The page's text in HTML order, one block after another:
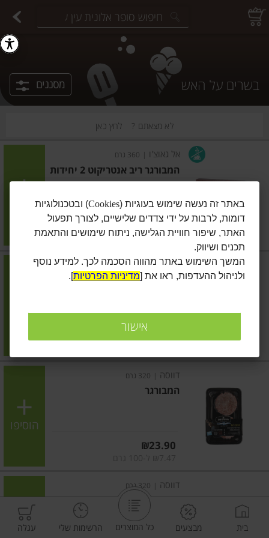
בשרים על האש מסננים
לא מצאתם ? לחץ כאן
אל גאוצ'ו 360 גרם
המבורגר ריב אנטריקוט 2 יחידות
מחיר מחירון ₪22.90
₪6.36 ל-100 גרם
הוסיפו
אל גאוצ'ו | 320 גרם
₪22.90
הוסיפו
דווסה 320 גרם
המבורגר
₪23.90
הוסיפו
דווסה 320 גרם
סטייק בורגר
בית מבצעים כל המוצרים הרשימות שלי עגלה
באתר זה נעשה שימוש בעוגיות (Cookies) ובטכנולוגיות
דומות, לרבות על ידי צדדים שלישיים, לצורך תפעול
האתר, שיפור חוויית הגלישה, ניתוח שימושים והתאמת
תכנים ושיווק.
המשך השימוש באתר מהווה הסכמה לכך. למידע נוסף
ולניהול ההעדפות, ראו את [מדיניות הפרטיות].
אישור